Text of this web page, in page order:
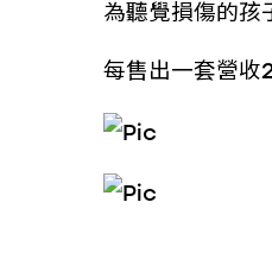
為聽覺損傷的孩
每售出一套營收